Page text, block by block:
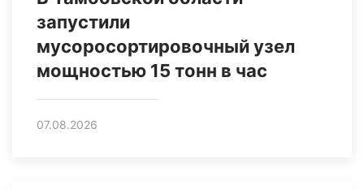
запустили
мусоросортировочный узел
мощностью 15 тонн в час
07.08.2026